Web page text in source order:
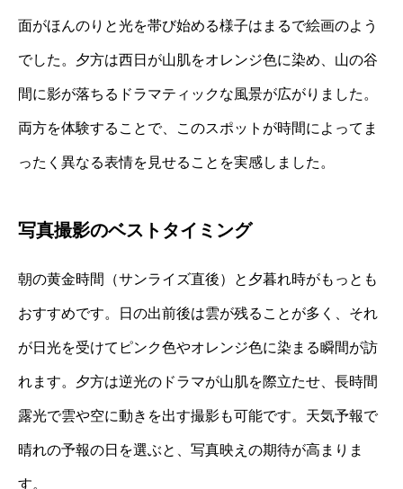
面がほんのりと光を帯び始める様子はまるで絵画のよう
でした。夕方は西日が山肌をオレンジ色に染め、山の谷
間に影が落ちるドラマティックな風景が広がりました。
両方を体験することで、このスポットが時間によってま
ったく異なる表情を見せることを実感しました。
写真撮影のベストタイミング
朝の黄金時間（サンライズ直後）と夕暮れ時がもっとも
おすすめです。日の出前後は雲が残ることが多く、それ
が日光を受けてピンク色やオレンジ色に染まる瞬間が訪
れます。夕方は逆光のドラマが山肌を際立たせ、長時間
露光で雲や空に動きを出す撮影も可能です。天気予報で
晴れの予報の日を選ぶと、写真映えの期待が高まりま
す。